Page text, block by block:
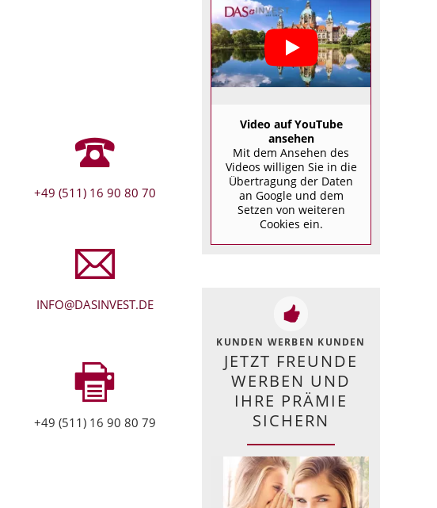
+49 (511) 16 90 80 70
INFO@DASINVEST.DE
+49 (511) 16 90 80 79
Video auf YouTube
ansehen
Mit dem Ansehen des
Videos willigen Sie in die
Übertragung der Daten
an Google und dem
Setzen von weiteren
Cookies ein.
KUNDEN WERBEN KUNDEN
JETZT FREUNDE
WERBEN UND
IHRE PRÄMIE
SICHERN